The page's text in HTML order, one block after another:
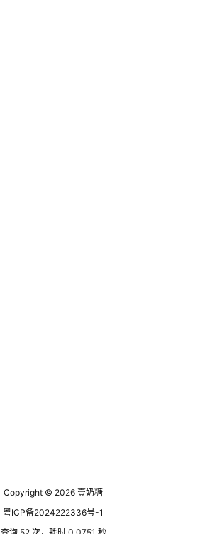
Copyright © 2026 壹奶糖
粤ICP备2024222336号-1